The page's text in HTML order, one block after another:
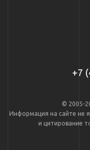
+7
© 2005-
Информация на сайте не
и цитирование